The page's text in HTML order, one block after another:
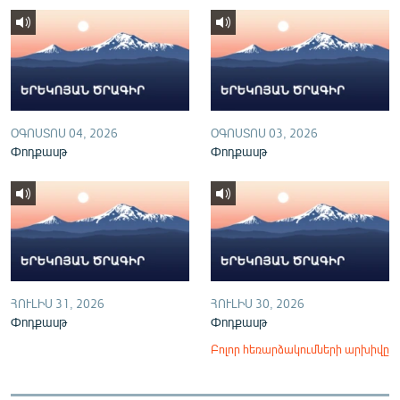
English
Русский
ՀԵՏԵՎԵՔ ՄԵԶ
«Ազատության» բոլոր կայքերը
ՕԳՈՍՏՈՍ 04, 2026
Փոդքասթ
ՕԳՈՍՏՈՍ 03, 2026
Փոդքասթ
ՀՈՒԼԻՍ 31, 2026
Փոդքասթ
ՀՈՒԼԻՍ 30, 2026
Փոդքասթ
Բոլոր հեռարձակումների արխիվը